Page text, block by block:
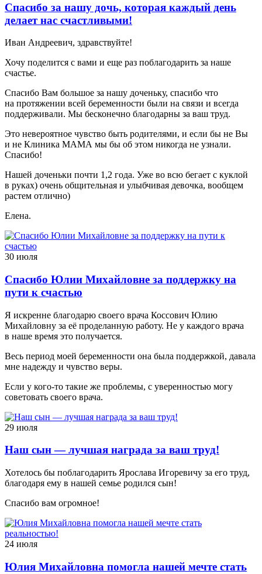
Спасибо за нашу дочь, которая каждый день
делает нас счастливыми!
Иван Андреевич, здравствуйте!
Хочу поделится с вами и еще раз поблагодарить за наше
счастье.
Спасибо Вам большое за нашу доченьку, спасибо что
на протяжении всей беременности были на связи и всегда
поддерживали. Мы бесконечно благодарны за ваш труд.
Это невероятное чувство быть родителями, и если бы не Вы
и не Клиника МАМА мы бы об этом никогда не узнали.
Спасибо!
Нашей доченьки почти 1,2 года. Уже во всю бегает с куклой
в руках) очень общительная и улыбчивая девочка, вообщем
растем отлично)
Елена.
30 июля
Спасибо Юлии Михайловне за поддержку на
пути к счастью
Я искренне благодарю своего врача Коссович Юлию
Михайловну за её проделанную работу. Не у каждого врача
в наше время это получается.
Весь период моей беременности она была поддержкой, давала
мне надежду и чувство веры.
Если у кого-то такие же проблемы, с уверенностью могу
советовать своего врача.
29 июля
Наш сын — лучшая награда за ваш труд!
Хотелось бы поблагодарить Ярослава Игоревичу за его труд,
благодаря ему в нашей семье родился сын!
Спасибо вам огромное!
24 июля
Юлия Михайловна помогла нашей мечте стать